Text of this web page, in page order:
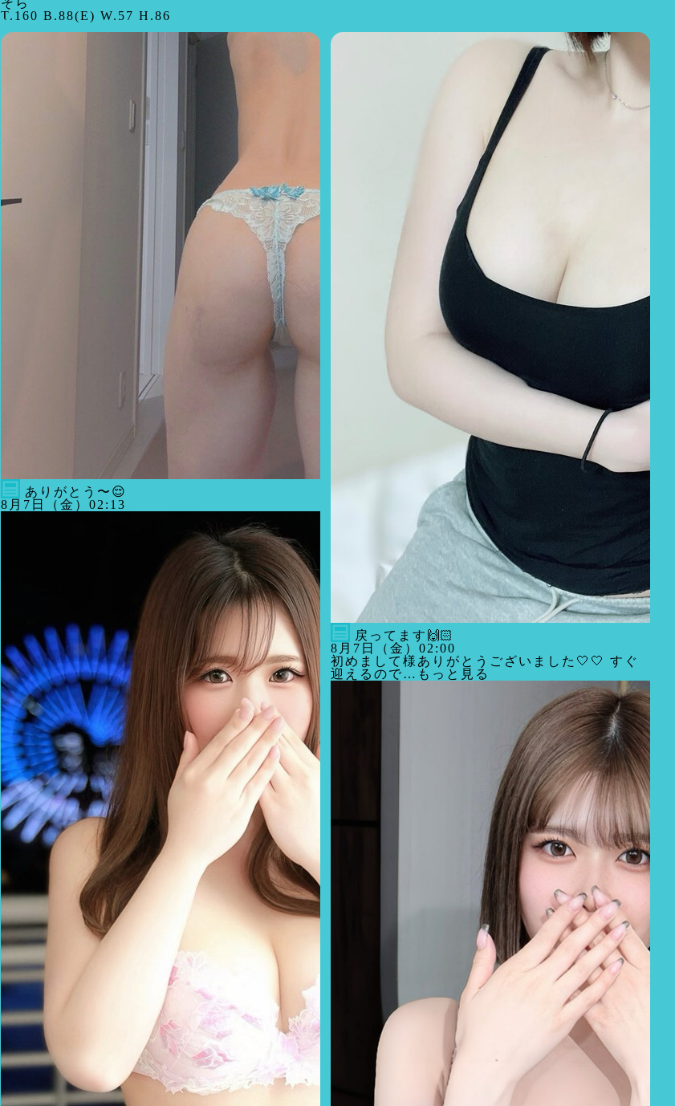
T.160 B.88(E) W.57 H.86
ありがとう〜😌
8月7日（金）02:13
戻ってます🙌🏻
8月7日（金）02:00
初めまして様ありがとうございました🤍🤍 すぐ
迎えるので…もっと見る